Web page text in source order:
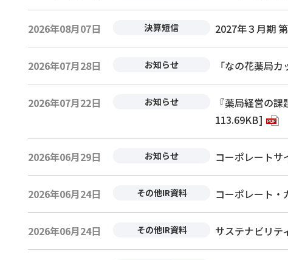
2026年08月07日 決算短信 2027年３月期
2026年07月28日 お知らせ 「なの花薬局
2026年07月22日 お知らせ
『薬局経営の
113.69KB]
2026年06月29日 お知らせ コーポレート
2026年06月24日 その他IR資料 コーポレート
2026年06月24日 その他IR資料 サステナビリ